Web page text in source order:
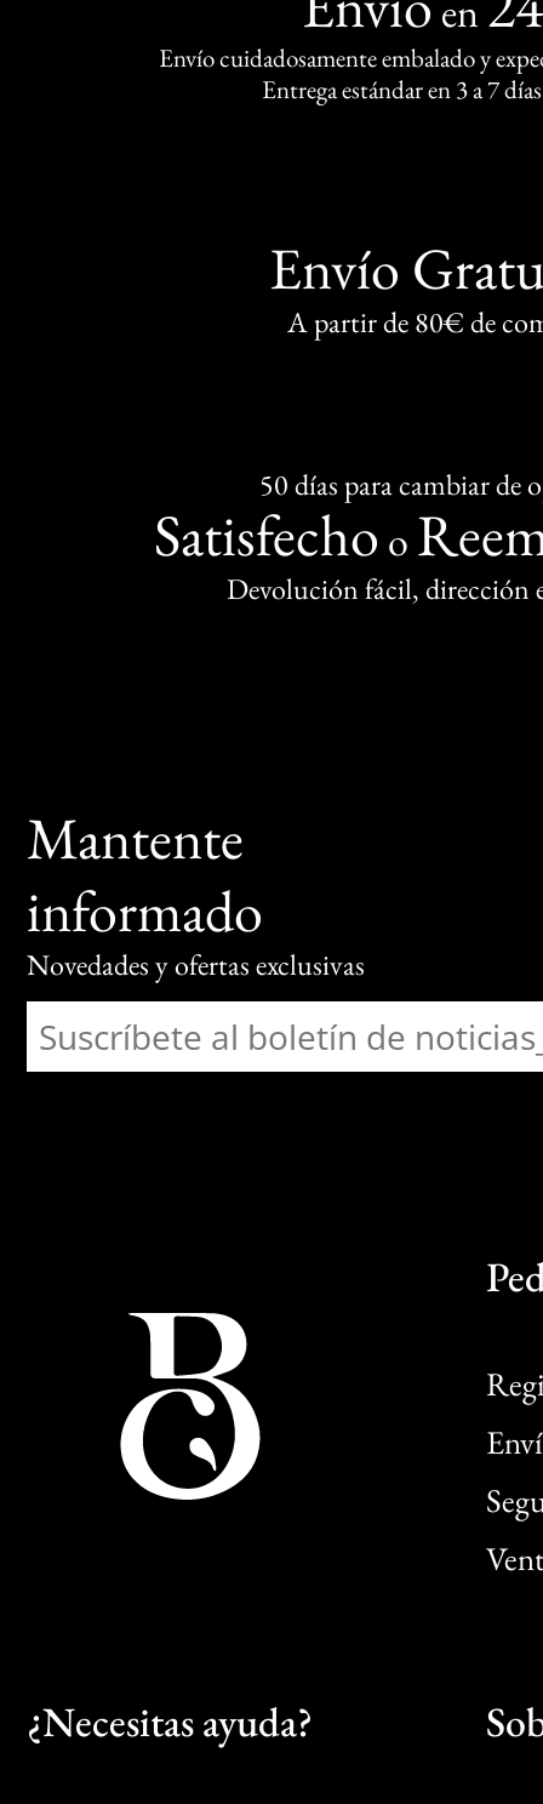
en
Envío cuidadosamente embalado y
Entrega estándar en 3 a 7
Envío
A partir de 80€ de
50 días para cambiar de
Satisfecho o
Devolución fácil, dirección
Mantente
informado
Novedades y ofertas exclusivas
¿Necesitas ayuda?